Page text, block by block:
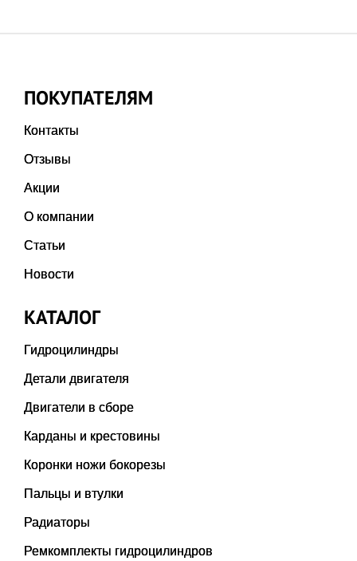
ПОКУПАТЕЛЯМ
Контакты
Отзывы
Акции
О компании
Статьи
Новости
КАТАЛОГ
Гидроцилиндры
Детали двигателя
Двигатели в сборе
Карданы и крестовины
Коронки ножи бокорезы
Пальцы и втулки
Радиаторы
Ремкомплекты гидроцилиндров